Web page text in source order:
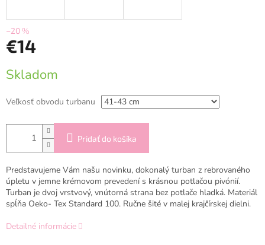
–20 %
€14
cena:
Skladom
Veľkosť obvodu turbanu
Pridať do košíka
Predstavujeme Vám našu novinku, dokonalý turban z rebrovaného
úpletu v jemne krémovom prevedení s krásnou potlačou pivónií.
Turban je dvoj vrstvový, vnútorná strana bez potlače hladká. Materiál
spĺňa Oeko- Tex Standard 100. Ručne šité v malej krajčírskej dielni.
Detailné informácie